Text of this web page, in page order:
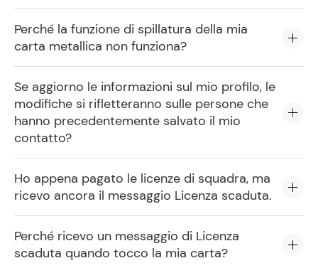
Perché la funzione di spillatura della mia
carta metallica non funziona?
Se aggiorno le informazioni sul mio profilo, le
modifiche si rifletteranno sulle persone che
hanno precedentemente salvato il mio
contatto?
Ho appena pagato le licenze di squadra, ma
ricevo ancora il messaggio Licenza scaduta.
Perché ricevo un messaggio di Licenza
scaduta quando tocco la mia carta?